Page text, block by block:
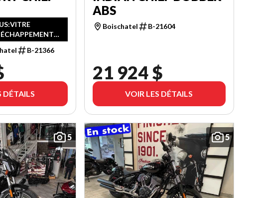
ÉCHAPPEMENT
B-21366
DÉTAILS
ABS
Boischatel B-21604
21 924 $
VOIR LES DÉTAILS
5 5